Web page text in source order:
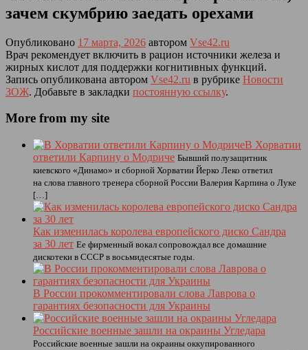
зачем скумбрию заедать орехами
Опубликовано 17 марта, 2026 автором Vse42.ru
Врач рекомендует включить в рацион источники железа и
жирных кислот для поддержки когнитивных функций.
Запись опубликована автором Vse42.ru в рубрике Новости
ЗОЖ. Добавьте в закладки постоянную ссылку.
More from my site
В Хорватии
ответили Карпину о Модриче Бывший полузащитник
киевского «Динамо» и сборной Хорватии Йерко Леко ответил
на слова главного тренера сборной России Валерия Карпина о Луке
[…]
Как изменилась королева европейского диско Сандра
за 30 лет Ее фирменный вокал сопровождал все домашние
дискотеки в СССР в восьмидесятые годы.
В России прокомментировали слова Лаврова о
гарантиях безопасности для Украины
Российские военные зашли на окраины Угледара
Российские военные зашли на окраины оккупированного